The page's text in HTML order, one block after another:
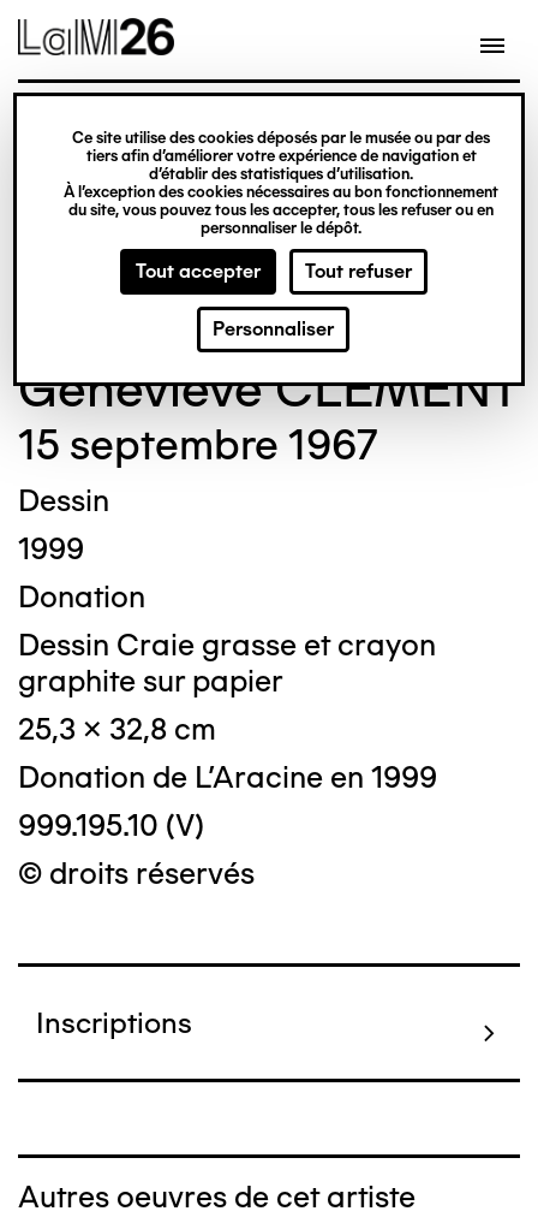
Gestion des cookies
Ce site utilise des cookies déposés par le musée ou par des
tiers afin d’améliorer votre expérience de navigation et
d’établir des statistiques d’utilisation.
À l’exception des cookies nécessaires au bon fonctionnement
du site, vous pouvez tous les accepter, tous les refuser ou en
personnaliser le dépôt.
Tout accepter Tout refuser
Personnaliser
contenu
© Crédit photo : DUBART Cécile
Geneviève CLÉMENT
15 septembre 1967
Dessin
1999
Donation
Dessin Craie grasse et crayon
graphite sur papier
25,3 x 32,8 cm
Donation de L'Aracine en 1999
999.195.10 (V)
© droits réservés
Inscriptions
Autres oeuvres de cet artiste